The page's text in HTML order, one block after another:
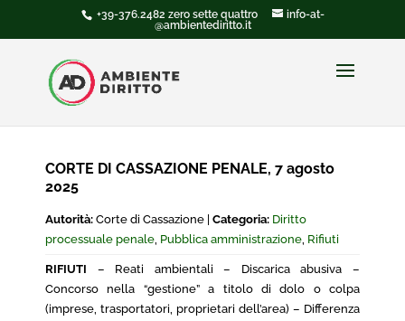
+39-376.2482 zero sette quattro
info-at-
@ambientediritto.it
CORTE DI CASSAZIONE PENALE, 7 agosto
2025
Autorità: Corte di Cassazione | Categoria: Diritto
processuale penale, Pubblica amministrazione, Rifiuti
RIFIUTI – Reati ambientali – Discarica abusiva –
Concorso nella “gestione” a titolo di dolo o colpa
(imprese, trasportatori, proprietari dell’area) – Differenza